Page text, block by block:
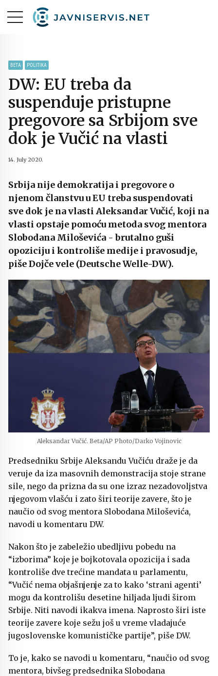
BETA POLITIKA
DW: EU treba da
suspenduje pristupne
pregovore sa Srbijom sve
dok je Vučić na vlasti
14. July 2020.
Srbija nije demokratija i pregovore o
njenom članstvu u EU treba suspendovati
sve dok je na vlasti Aleksandar Vučić, koji na
vlasti opstaje pomoću metoda svog mentora
Slobodana Miloševića - brutalno guši
opoziciju i kontroliše medije i pravosudje,
piše Dojče vele (Deutsche Welle-DW).
Aleksandar Vučić. Beta/AP Photo/Darko Vojinovic
Predsedniku Srbije Aleksandu Vučiću draže je da
veruje da iza masovnih demonstracija stoje strane
sile, nego da prizna da su one izraz nezadovoljstva
njegovom vlašću i zato širi teorije zavere, što je
naučio od svog mentora Slobodana Miloševića,
navodi u komentaru DW.
Nakon što je zabeležio ubedljivu pobedu na
“izborima” koje je bojkotovala opozicija i sada
kontroliše dve trećine mandata u parlamentu,
“Vučić nema objašnjenje za to kako ‘strani agenti’
mogu da kontrolišu desetine hiljada ljudi širom
Srbije. Niti navodi ikakva imena. Naprosto širi iste
teorije zavere koje sežu još u vreme vladajuće
jugoslovenske komunističke partije”, piše DW.
To je, kako se navodi u komentaru, “naučio od svog
mentora, bivšeg predsednika Slobodana